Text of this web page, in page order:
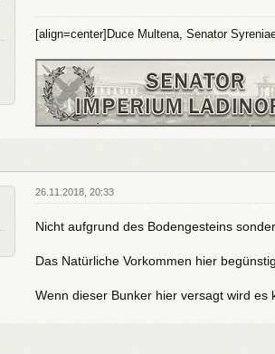
[align=center]Duce Multena, Senator
26.11.2018, 20:33
Nicht aufgrund des Bodengesteins
Das Natürliche Vorkommen hier
Wenn dieser Bunker hier versagt wird es